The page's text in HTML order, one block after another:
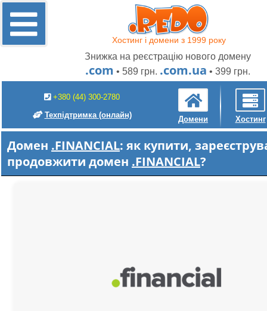
Хостинг і домени з 1999 року
Знижка на реєстрацію нового домену
.com • 589 грн. .com.ua • 399 грн.
+380 (44) 300-2780
Техпідтримка (онлайн) Домени Хостинг
Домен .FINANCIAL: як купити,
продовжити домен .FINANCIAL?